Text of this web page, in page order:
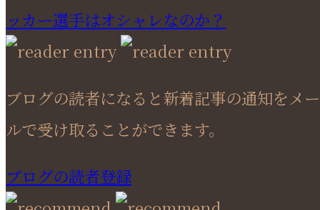
ッカー選手はオシャレなのか？
ブログの読者になると新着記事の通知をメー
ルで受け取ることができます。
ブログの読者登録